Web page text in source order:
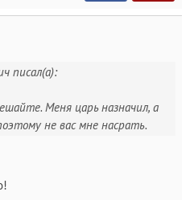
писал(а):
Меня царь назначил, а
не вас мне насpaть.